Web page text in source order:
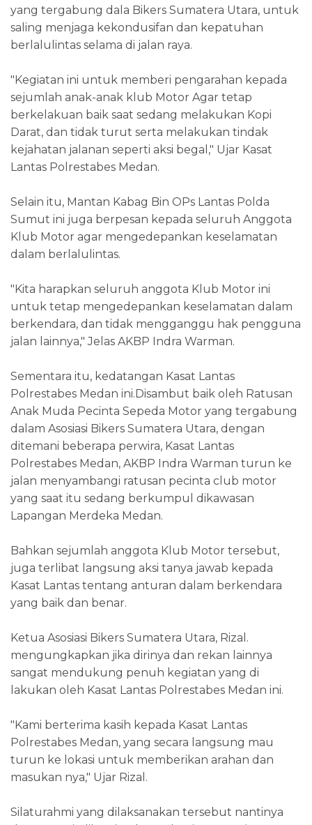
yang tergabung dala Bikers Sumatera Utara, untuk
saling menjaga kekondusifan dan kepatuhan
berlalulintas selama di jalan raya.
"Kegiatan ini untuk memberi pengarahan kepada
sejumlah anak-anak klub Motor Agar tetap
berkelakuan baik saat sedang melakukan Kopi
Darat, dan tidak turut serta melakukan tindak
kejahatan jalanan seperti aksi begal," Ujar Kasat
Lantas Polrestabes Medan.
Selain itu, Mantan Kabag Bin OPs Lantas Polda
Sumut ini juga berpesan kepada seluruh Anggota
Klub Motor agar mengedepankan keselamatan
dalam berlalulintas.
"Kita harapkan seluruh anggota Klub Motor ini
untuk tetap mengedepankan keselamatan dalam
berkendara, dan tidak mengganggu hak pengguna
jalan lainnya," Jelas AKBP Indra Warman.
Sementara itu, kedatangan Kasat Lantas
Polrestabes Medan ini.Disambut baik oleh Ratusan
Anak Muda Pecinta Sepeda Motor yang tergabung
dalam Asosiasi Bikers Sumatera Utara, dengan
ditemani beberapa perwira, Kasat Lantas
Polrestabes Medan, AKBP Indra Warman turun ke
jalan menyambangi ratusan pecinta club motor
yang saat itu sedang berkumpul dikawasan
Lapangan Merdeka Medan.
Bahkan sejumlah anggota Klub Motor tersebut,
juga terlibat langsung aksi tanya jawab kepada
Kasat Lantas tentang anturan dalam berkendara
yang baik dan benar.
Ketua Asosiasi Bikers Sumatera Utara, Rizal.
mengungkapkan jika dirinya dan rekan lainnya
sangat mendukung penuh kegiatan yang di
lakukan oleh Kasat Lantas Polrestabes Medan ini.
"Kami berterima kasih kepada Kasat Lantas
Polrestabes Medan, yang secara langsung mau
turun ke lokasi untuk memberikan arahan dan
masukan nya," Ujar Rizal.
Silaturahmi yang dilaksanakan tersebut nantinya